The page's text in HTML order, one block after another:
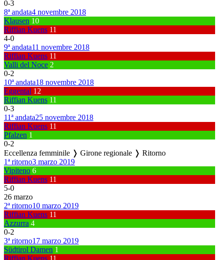
0-3
8ª andata4 novembre 2018
Klausen 10
Riffian Kuens 11
4-0
9ª andata11 novembre 2018
Riffian Kuens 11
Valli del Noce 2
0-2
10ª andata18 novembre 2018
Eggental 12
Riffian Kuens 11
0-3
11ª andata25 novembre 2018
Riffian Kuens 11
Pfalzen 1
0-2
Eccellenza femminile ❭ Girone regionale ❭ Ritorno
1ª ritorno3 marzo 2019
Vipiteno 6
Riffian Kuens 11
5-0
26 marzo
2ª ritorno10 marzo 2019
Riffian Kuens 11
Azzurra 4
0-2
3ª ritorno17 marzo 2019
Südtirol Damen 1
Riffian Kuens 11